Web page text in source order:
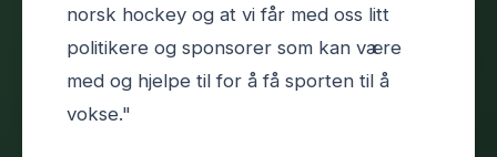
norsk hockey og at vi får med oss litt
politikere og sponsorer som kan være
med og hjelpe til for å få sporten til å
vokse."